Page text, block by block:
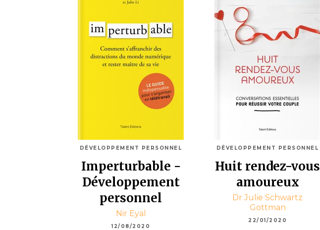
DÉVELOPPEMENT PERSONNEL
Imperturbable -
Développement
personnel
Nir Eyal
12/08/2020
DÉVELOPPEMENT PERSONNEL
Huit rendez-vous
amoureux
Dr Julie Schwartz
Gottman
22/01/2020